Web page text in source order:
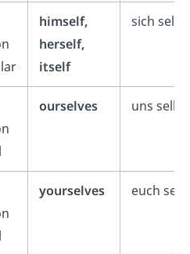
himself,
herself,
itself
sich
ourselves uns
yourselves euch